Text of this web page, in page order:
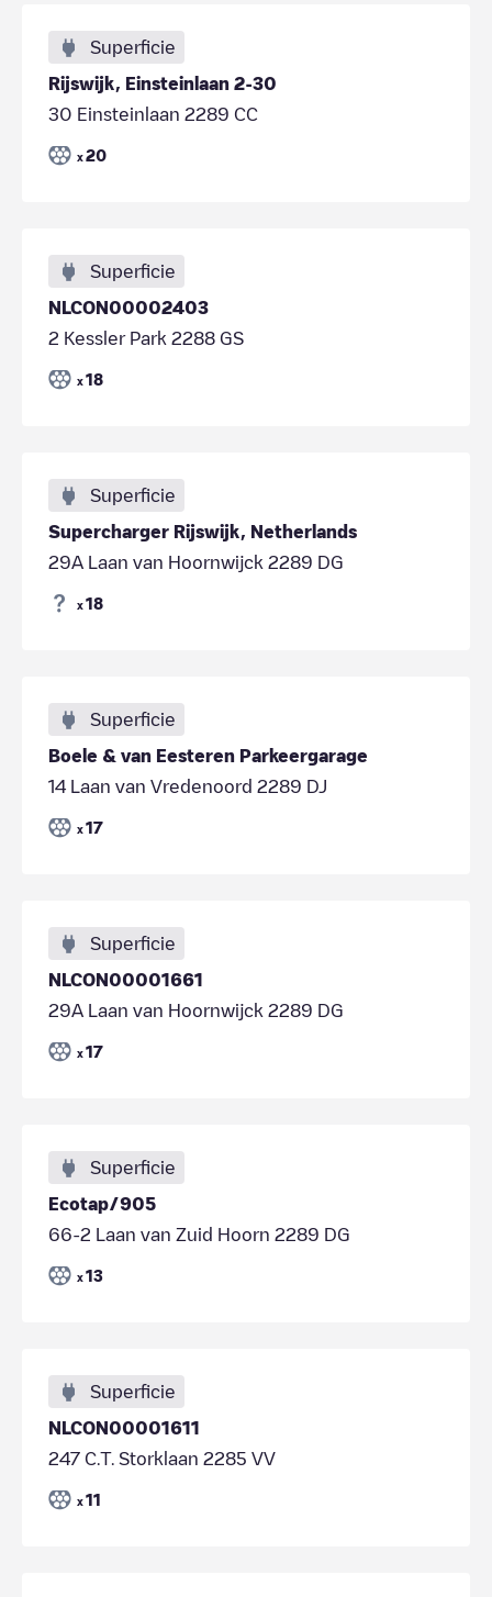
Superficie
Rijswijk, Einsteinlaan 2-30
30 Einsteinlaan 2289 CC
x 20
Superficie
NLCON00002403
2 Kessler Park 2288 GS
x 18
Superficie
Supercharger Rijswijk, Netherlands
29A Laan van Hoornwijck 2289 DG
x 18
Superficie
Boele & van Eesteren Parkeergarage
14 Laan van Vredenoord 2289 DJ
x 17
Superficie
NLCON00001661
29A Laan van Hoornwijck 2289 DG
x 17
Superficie
Ecotap/905
66-2 Laan van Zuid Hoorn 2289 DG
x 13
Superficie
NLCON00001611
247 C.T. Storklaan 2285 VV
x 11